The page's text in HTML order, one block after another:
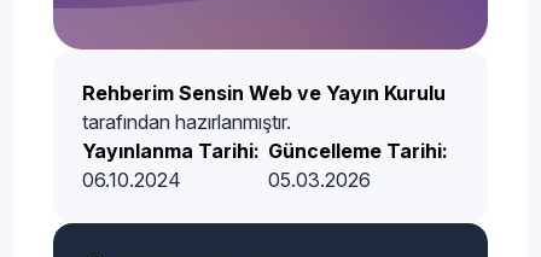
Rehberim Sensin Web ve Yayın Kurulu
tarafından hazırlanmıştır.
Yayınlanma Tarihi:
06.10.2024
Güncelleme Tarihi:
05.03.2026